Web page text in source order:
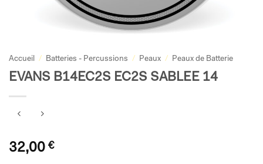
Accueil / Batteries - Percussions / Peaux / Peaux de Batterie
EVANS B14EC2S EC2S SABLEE 14
32,00 €